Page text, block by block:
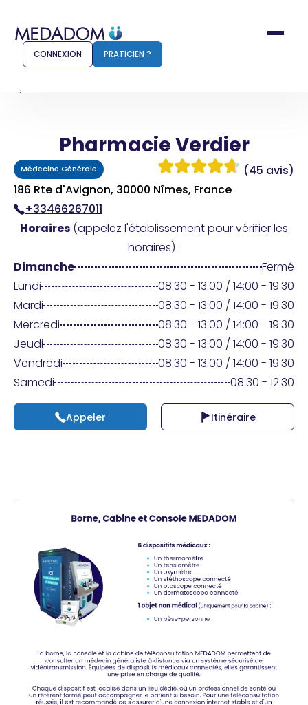
Comment ça marche ?
Pour les patients
Pharmacien
Connexion
Praticien ?
CONNEXION PRATICIEN ?
Pharmacie Verdier
Médecine Générale
(45 avis)
186 Rte d'Avignon, 30000 Nîmes, France
+33466267011
Horaires (appelez l'établissement pour vérifier les
horaires) :
Dimanche
Fermé
Lundi
08:30 - 13:00 / 14:00 - 19:30
Mardi
08:30 - 13:00 / 14:00 - 19:30
Mercredi
08:30 - 13:00 / 14:00 - 19:30
Jeudi
08:30 - 13:00 / 14:00 - 19:30
Vendredi
08:30 - 13:00 / 14:00 - 19:30
Samedi
08:30 - 12:30
Appeler Itinéraire